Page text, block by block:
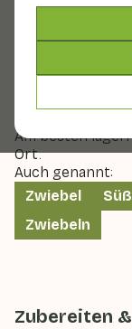
beliebter. Süße
süßeren
werden Kinder
wissen. Ein
geringeren
Am besten
Ort.
Auch genannt:
Zwiebel
Zwiebeln
Zubereiten